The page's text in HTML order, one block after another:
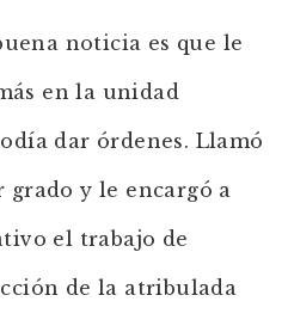
noticia es que le
en la unidad
dar órdenes. Llamó
y le encargó a
el trabajo de
de la atribulada